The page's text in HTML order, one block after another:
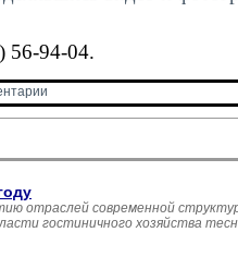
56-94-04.
отраслей современной
гостиничного хозяйства